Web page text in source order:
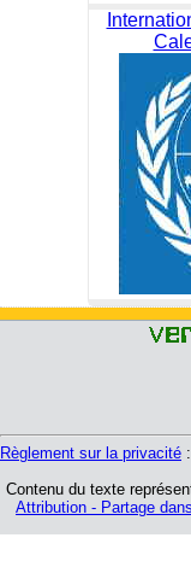
Règlement sur la privacité
Contenu du texte
Attribution - Partage